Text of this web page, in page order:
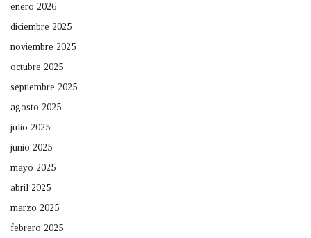
enero 2026
diciembre 2025
noviembre 2025
octubre 2025
septiembre 2025
agosto 2025
julio 2025
junio 2025
mayo 2025
abril 2025
marzo 2025
febrero 2025